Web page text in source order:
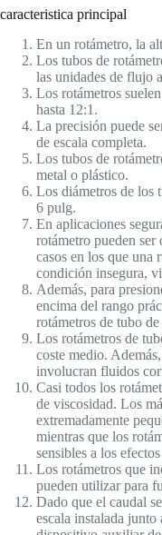
caracteristica principal
En un rotámetro, la
Los tubos de
las unidades de flujo
Los rotámetros
hasta 12:1.
La precisión puede
de escala completa.
Los tubos de
metal o plástico.
Los diámetros de los
6 pulg.
En aplicaciones
rotámetro pueden
casos en los que una
condición insegura,
Además, para
encima del rango
rotámetros de tubo de
Los rotámetros de
coste medio.
involucran fluidos
Casi todos los
de viscosidad. Los
extremadamente
mientras que los
sensibles a los
Los rotámetros que
pueden utilizar para
Dado que el caudal
escala instalada